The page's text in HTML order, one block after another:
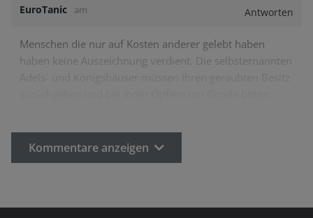
EuroTanic am Antworten
Menschen die nur auf Kosten anderer gelebt haben
haben keine Auszeichnung verdient. Die selbsternannten
Kommentare anzeigen